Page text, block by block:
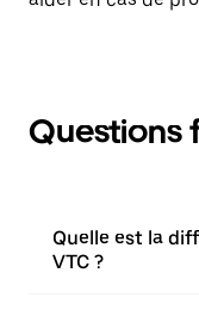
Questions
Quelle est la
VTC ?